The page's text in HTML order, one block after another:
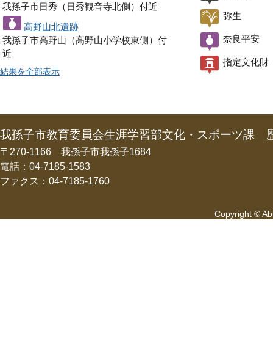
我孫子市日秀（日秀観音寺北側）付近
高野山北遺跡
我孫子市高野山（高野山小学校東側）付
近
結果を全部表示
弥生
奈良平安
指定文化財
我孫子市教育委員会生涯学習部文化・スポーツ課
〒270-1166 我孫子市我孫子1684
電話：04-7185-1583
ファクス：04-7185-1760
Copyright ©